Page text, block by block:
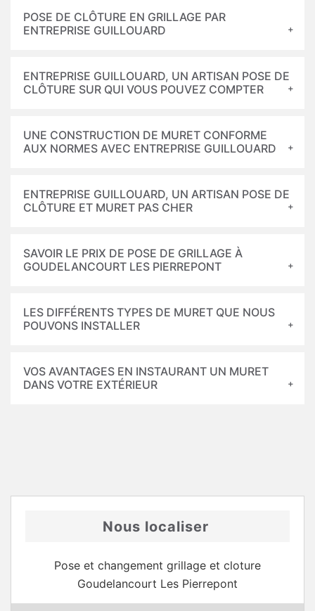
POSE DE CLÔTURE EN GRILLAGE PAR
ENTREPRISE GUILLOUARD
ENTREPRISE GUILLOUARD, UN ARTISAN POSE DE
CLÔTURE SUR QUI VOUS POUVEZ COMPTER
UNE CONSTRUCTION DE MURET CONFORME
AUX NORMES AVEC ENTREPRISE GUILLOUARD
ENTREPRISE GUILLOUARD, UN ARTISAN POSE DE
CLÔTURE ET MURET PAS CHER
SAVOIR LE PRIX DE POSE DE GRILLAGE À
GOUDELANCOURT LES PIERREPONT
LES DIFFÉRENTS TYPES DE MURET QUE NOUS
POUVONS INSTALLER
VOS AVANTAGES EN INSTAURANT UN MURET
DANS VOTRE EXTÉRIEUR
Nous localiser
Pose et changement grillage et cloture
Goudelancourt Les Pierrepont